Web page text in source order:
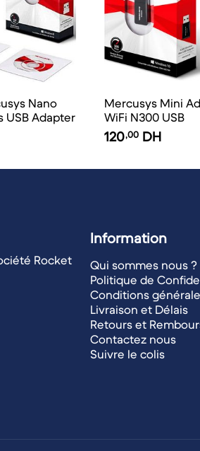
Nano
USB Adapter
Mercusys Mini
WiFi N300 USB
120,00 DH
Rocket
Information
Qui sommes nous ?
Politique de
Conditions
Livraison et Délais
Retours et
Contactez nous
Suivre le colis